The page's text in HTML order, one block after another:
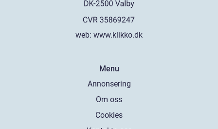
web: www.klikko.dk
Menu
Annonsering
Om oss
Cookies